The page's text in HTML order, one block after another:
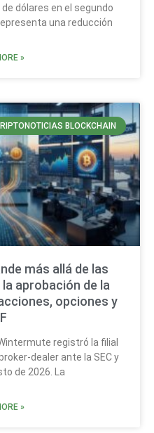
dólares en el segundo
una reducción
»
BLOCKCHAIN
más allá de las
aprobación de la
opciones y
registró la filial
dealer ante la SEC y
de 2026. La
»